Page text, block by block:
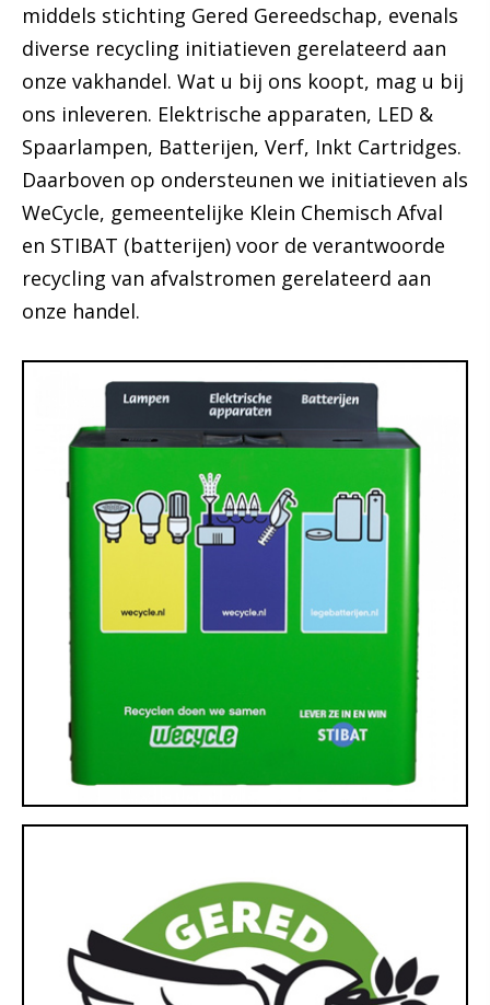
middels stichting Gered Gereedschap, evenals
diverse recycling initiatieven gerelateerd aan
onze vakhandel. Wat u bij ons koopt, mag u bij
ons inleveren. Elektrische apparaten, LED &
Spaarlampen, Batterijen, Verf, Inkt Cartridges.
Daarboven op ondersteunen we initiatieven als
WeCycle, gemeentelijke Klein Chemisch Afval
en STIBAT (batterijen) voor de verantwoorde
recycling van afvalstromen gerelateerd aan
onze handel.